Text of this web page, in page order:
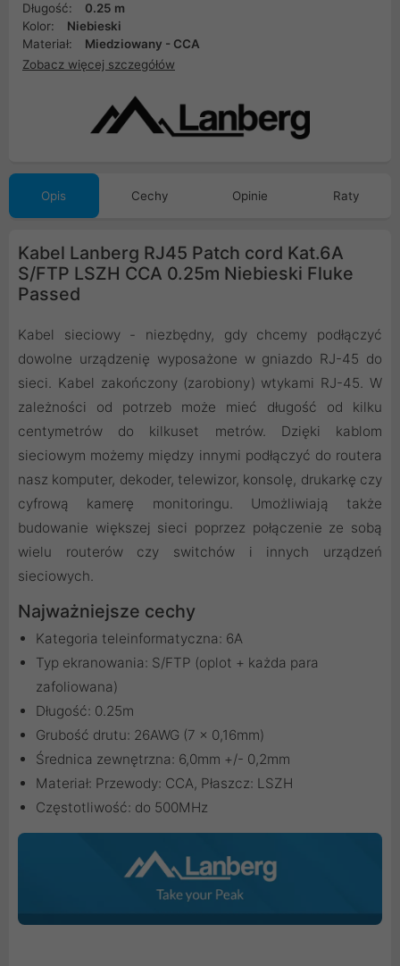
Długość:
0.25 m
Kolor:
Niebieski
Materiał:
Miedziowany - CCA
Zobacz więcej szczegółów
Opis Cechy Opinie Raty
Kabel Lanberg RJ45 Patch cord Kat.6A
S/FTP LSZH CCA 0.25m Niebieski Fluke
Passed
Kabel sieciowy - niezbędny, gdy chcemy podłączyć
dowolne urządzenię wyposażone w gniazdo RJ-45 do
sieci. Kabel zakończony (zarobiony) wtykami RJ-45. W
zależności od potrzeb może mieć długość od kilku
centymetrów do kilkuset metrów. Dzięki kablom
sieciowym możemy między innymi podłączyć do routera
nasz komputer, dekoder, telewizor, konsolę, drukarkę czy
cyfrową kamerę monitoringu. Umożliwiają także
budowanie większej sieci poprzez połączenie ze sobą
wielu routerów czy switchów i innych urządzeń
sieciowych.
Najważniejsze cechy
Kategoria teleinformatyczna: 6A
Typ ekranowania: S/FTP (oplot + każda para
zafoliowana)
Długość: 0.25m
Grubość drutu: 26AWG (7 x 0,16mm)
Średnica zewnętrzna: 6,0mm +/- 0,2mm
Materiał: Przewody: CCA, Płaszcz: LSZH
Częstotliwość: do 500MHz